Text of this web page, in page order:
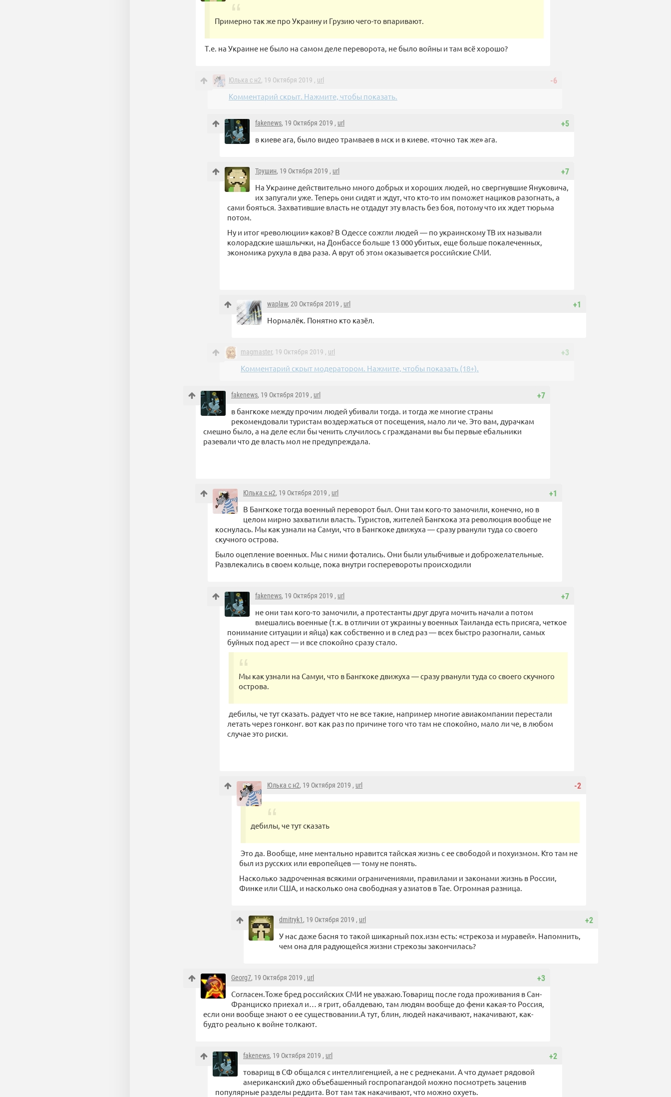
Примерно так же про Украину и Грузию чего-то впаривают.
Т.е. на Украине не было на самом деле переворота, не было войны и там всё хорошо?
-6
Юлька с н2, 19 Октября 2019 , url
Комментарий скрыт. Нажмите, чтобы показать.
+5
fakenews, 19 Октября 2019 , url
в киеве ага, было видео трамваев в мск и в киеве. «точно так же» ага.
+7
Трушин, 19 Октября 2019 , url
На Украине действительно много добрых и хороших людей, но свергнувшие Януковича,
их запугали уже. Теперь они сидят и ждут, что кто-то им поможет нациков разогнать, а
сами бояться. Захватившие власть не отдадут эту власть без боя, потому что их ждет тюрьма
потом.
Ну и итог «революции» каков? В Одессе сожгли людей — по украинскому ТВ их называли
колорадские шашлычки, на Донбассе больше 13 000 убитых, еще больше покалеченных,
экономика рухула в два раза. А врут об этом оказывается российские СМИ.
+1
waplaw, 20 Октября 2019 , url
Нормалёк. Понятно кто казёл.
+3
magmaster, 19 Октября 2019 , url
Комментарий скрыт модератором. Нажмите, чтобы показать (18+).
+7
fakenews, 19 Октября 2019 , url
в бангкоке между прочим людей убивали тогда. и тогда же многие страны
рекомендовали туристам воздержаться от посещения, мало ли че. Это вам, дурачкам
смешно было, а на деле если бы ченить случилось с гражданами вы бы первые ебальники
разевали что де власть мол не предупреждала.
+1
Юлька с н2, 19 Октября 2019 , url
В Бангкоке тогда военный переворот был. Они там кого-то замочили, конечно, но в
целом мирно захватили власть. Туристов, жителей Бангкока эта революция вообще не
коснулась. Мы как узнали на Самуи, что в Бангкоке движуха — сразу рванули туда со своего
скучного острова.
Было оцепление военных. Мы с ними фотались. Они были улыбчивые и доброжелательные.
Развлекались в своем кольце, пока внутри госперевороты происходили
+7
fakenews, 19 Октября 2019 , url
не они там кого-то замочили, а протестанты друг друга мочить начали а потом
вмешались военные (т.к. в отличии от украины у военных Таиланда есть присяга, четкое
понимание ситуации и яйца) как собственно и в след раз — всех быстро разогнали, самых
буйных под арест — и все спокойно сразу стало.
Мы как узнали на Самуи, что в Бангкоке движуха — сразу рванули туда со своего скучного
острова.
дебилы, че тут сказать. радует что не все такие, например многие авиакомпании перестали
летать через гонконг. вот как раз по причине того что там не спокойно, мало ли че, в любом
случае это риски.
-2
Юлька с н2, 19 Октября 2019 , url
дебилы, че тут сказать
Это да. Вообще, мне ментально нравится тайская жизнь с ее свободой и похуизмом. Кто там не
был из русских или европейцев — тому не понять.
Насколько задроченная всякими ограничениями, правилами и законами жизнь в России,
Финке или США, и насколько она свободная у азиатов в Тае. Огромная разница.
+2
dmitryk1, 19 Октября 2019 , url
У нас даже басня то такой шикарный пох.изм есть: «стрекоза и муравей». Напомнить,
чем она для радующейся жизни стрекозы закончилась?
+3
Georg7, 19 Октября 2019 , url
Согласен.Тоже бред российских СМИ не уважаю.Товарищ после года проживания в Сан-
Франциско приехал и… я грит, обалдеваю, там людям вообще до фени какая-то Россия,
если они вообще знают о ее существовании.А тут, блин, людей накачивают, накачивают, как-
будто реально к войне толкают.
+2
fakenews, 19 Октября 2019 , url
товарищ в СФ общался с интеллигенцией, а не с реднеками. А что думает рядовой
американский джо объебашенный госпропагандой можно посмотреть заценив
популярные разделы реддита. Вот там так накачивают, что можно охуеть.